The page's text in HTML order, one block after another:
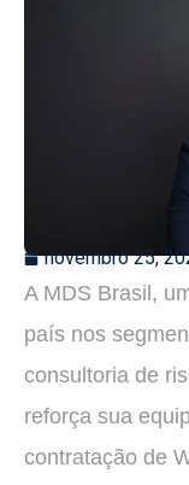
novembro 25,
A MDS Brasil,
país nos
consultoria de
reforça sua
contratação de